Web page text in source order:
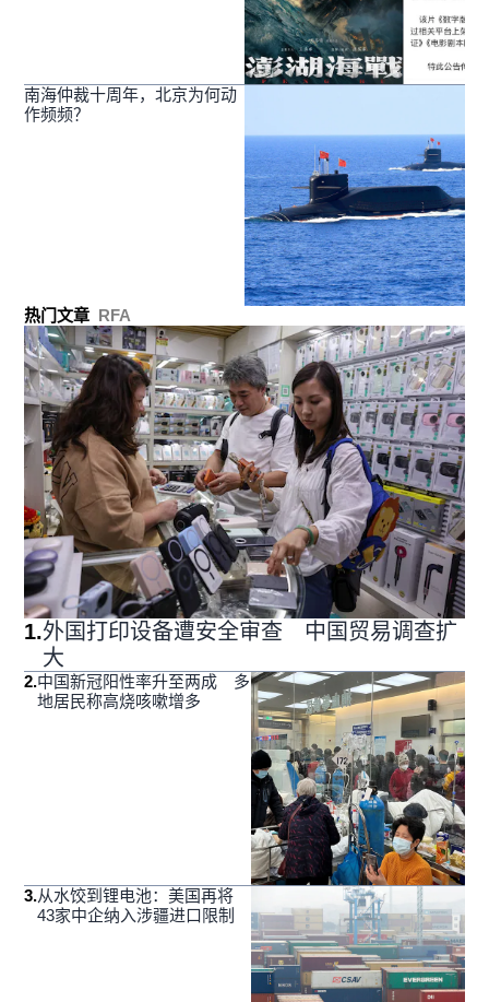
南海仲裁十周年，北京为何动
作频频？
热门文章 RFA
1.外国打印设备遭安全审查 中国贸易调查扩
大
2.中国新冠阳性率升至两成 多
地居民称高烧咳嗽增多
3.从水饺到锂电池：美国再将
43家中企纳入涉疆进口限制